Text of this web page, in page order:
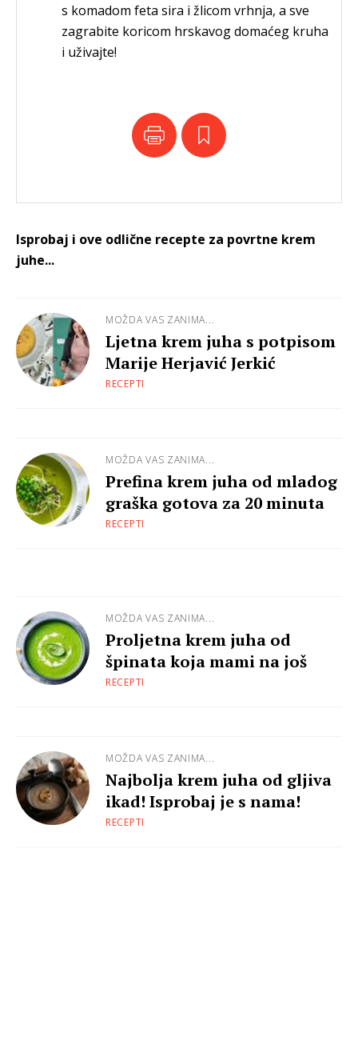
s komadom feta sira i žlicom vrhnja, a sve
zagrabite koricom hrskavog domaćeg kruha
i uživajte!
Isprobaj i ove odlične recepte za povrtne krem
juhe...
MOŽDA VAS ZANIMA...
Ljetna krem juha s potpisom
Marije Herjavić Jerkić
RECEPTI
MOŽDA VAS ZANIMA...
Prefina krem juha od mladog
graška gotova za 20 minuta
RECEPTI
MOŽDA VAS ZANIMA...
Proljetna krem juha od
špinata koja mami na još
RECEPTI
MOŽDA VAS ZANIMA...
Najbolja krem juha od gljiva
ikad! Isprobaj je s nama!
RECEPTI